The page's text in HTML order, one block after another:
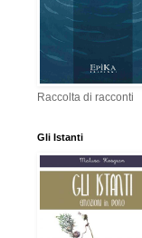
Raccolta di racconti
Gli Istanti